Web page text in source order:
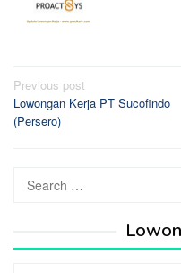
Post
navigation
Previous post
Lowongan Kerja PT Sucofindo
(Persero)
Search
for: